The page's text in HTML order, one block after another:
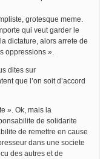
grotesque meme.
qui veut garder le
dictature, alors arrete de
oppressions ».
dites sur
que l’on soit d’accord
». Ok, mais la
de solidarite
de remettre en cause
dans une societe
des autres et de